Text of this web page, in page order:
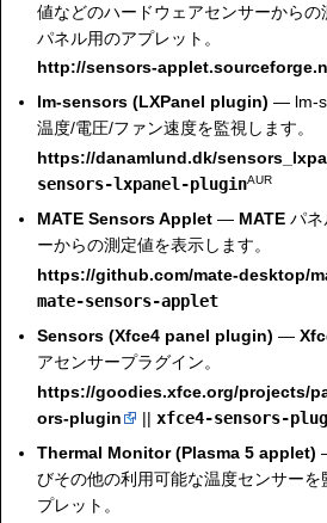
値などのハードウェアセンサーから
パネル用のアプレット。
http://sensors-
lm-sensors (LXPanel plugin) — lm-
温度/電圧/ファン速度を監視します。
https://danamlund.dk/
sensors-lxpanel-pluginAUR
MATE Sensors Applet — MATE パネ
ーからの測定値を表示します。
https://github.com/mate-desktop/
mate-sensors-applet
Sensors (Xfce4 panel plugin) —
アセンサープラグイン。
https://goodies.xfce.org/projects/
ors-plugin
||xfce4-sensors-
Thermal Monitor (Plasma 5 applet)
びその他の利用可能な温度センサー
プレット。